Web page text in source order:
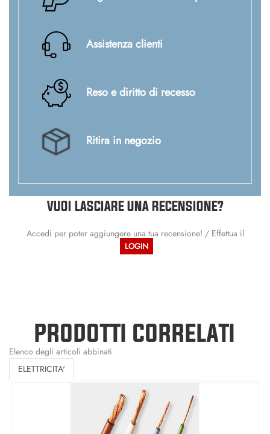
Assistenza clienti
Reso e diritto di recesso
Ritira in negozio
VUOI LASCIARE UNA RECENSIONE?
Accedi per poter aggiungere una tua recensione! / Effettua il
LOGIN
PRODOTTI CORRELATI
Elenco degli articoli abbinati
ELETTRICITA'